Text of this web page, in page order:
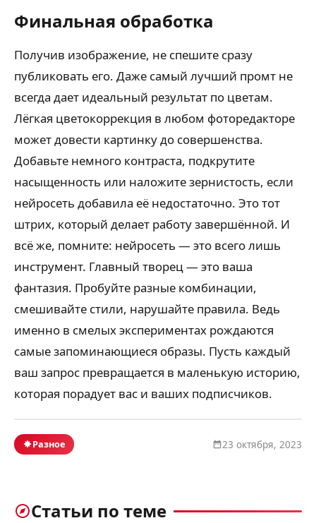
Финальная обработка
Получив изображение, не спешите сразу
публиковать его. Даже самый лучший промт не
всегда дает идеальный результат по цветам.
Лёгкая цветокоррекция в любом фоторедакторе
может довести картинку до совершенства.
Добавьте немного контраста, подкрутите
насыщенность или наложите зернистость, если
нейросеть добавила её недостаточно. Это тот
штрих, который делает работу завершённой. И
всё же, помните: нейросеть — это всего лишь
инструмент. Главный творец — это ваша
фантазия. Пробуйте разные комбинации,
смешивайте стили, нарушайте правила. Ведь
именно в смелых экспериментах рождаются
самые запоминающиеся образы. Пусть каждый
ваш запрос превращается в маленькую историю,
которая порадует вас и ваших подписчиков.
Разное 23 октября, 2023
Статьи по теме